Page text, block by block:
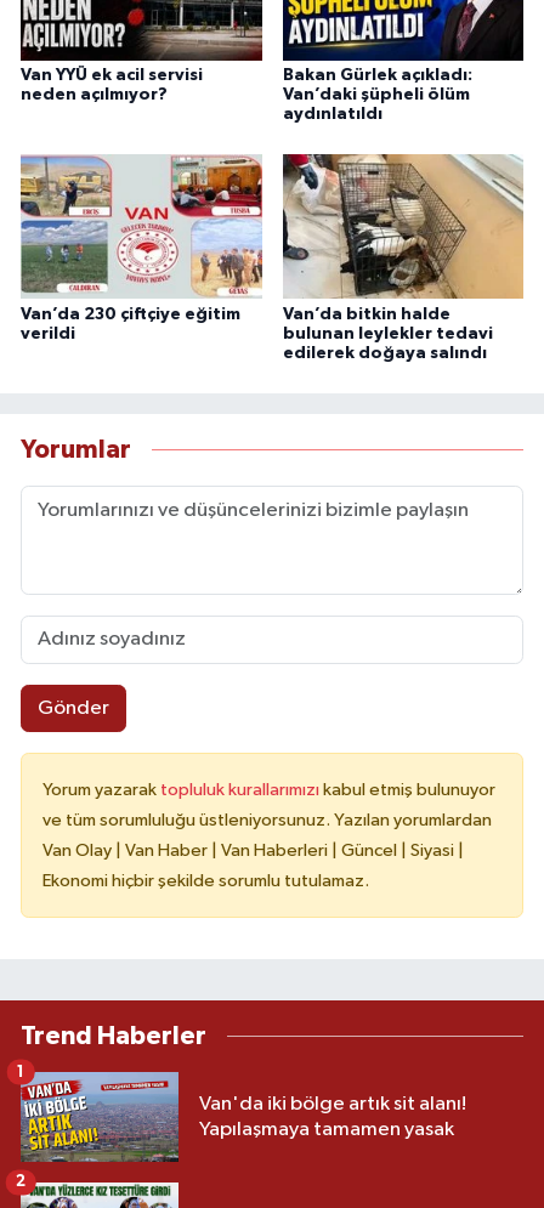
Van YYÜ ek acil servisi
neden açılmıyor?
Bakan Gürlek açıkladı:
Van’daki şüpheli ölüm
aydınlatıldı
Van’da 230 çiftçiye eğitim
verildi
Van’da bitkin halde
bulunan leylekler tedavi
edilerek doğaya salındı
Yorumlar
Gönder
Yorum yazarak topluluk kurallarımızı kabul etmiş bulunuyor
ve tüm sorumluluğu üstleniyorsunuz. Yazılan yorumlardan
Van Olay | Van Haber | Van Haberleri | Güncel | Siyasi |
Ekonomi hiçbir şekilde sorumlu tutulamaz.
Trend Haberler
Van'da iki bölge artık sit alanı!
Yapılaşmaya tamamen yasak
1
2